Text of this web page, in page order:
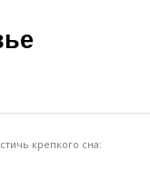
крепкого сна: